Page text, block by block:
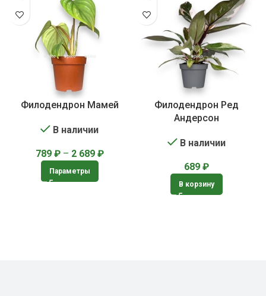
Филодендрон Мамей
В наличии
789 ₽ – 2 689 ₽
Параметры
Филодендрон Ред
Андерсон
В наличии
689 ₽
В корзину